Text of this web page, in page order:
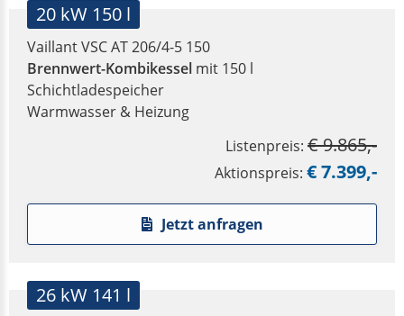
20 kW 150 l
Vaillant VSC AT 206/4-5 150
Brennwert-Kombikessel mit 150 l
Schichtladespeicher
Warmwasser & Heizung
Listenpreis: € 9.865,-
Aktionspreis: € 7.399,-
Jetzt anfragen
26 kW 141 l